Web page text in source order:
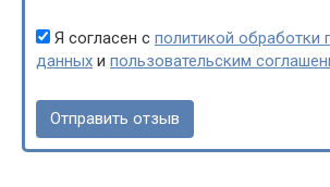
Я согласен с политикой обработки
данных и пользовательским